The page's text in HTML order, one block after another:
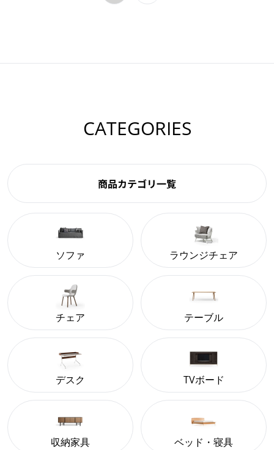
CATEGORIES
商品カテゴリ一覧
ソファ ラウンジチェア
チェア テーブル
デスク TVボード
収納家具 ベッド・寝具